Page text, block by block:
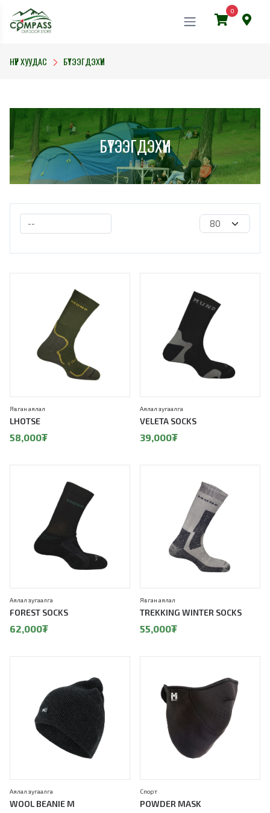
0
НҮҮР ХУУДАС БҮТЭЭГДЭХҮҮН
БҮТЭЭГДЭХҮҮН
LHOTSE
Явган аялал
58,000₮
VELETA SOCKS
Аялал зугаалга
39,000₮
FOREST SOCKS
Аялал зугаалга
62,000₮
TREKKING WINTER SOCKS
Явган аялал
55,000₮
WOOL BEANIE M
Аялал зугаалга
POWDER MASK
Спорт